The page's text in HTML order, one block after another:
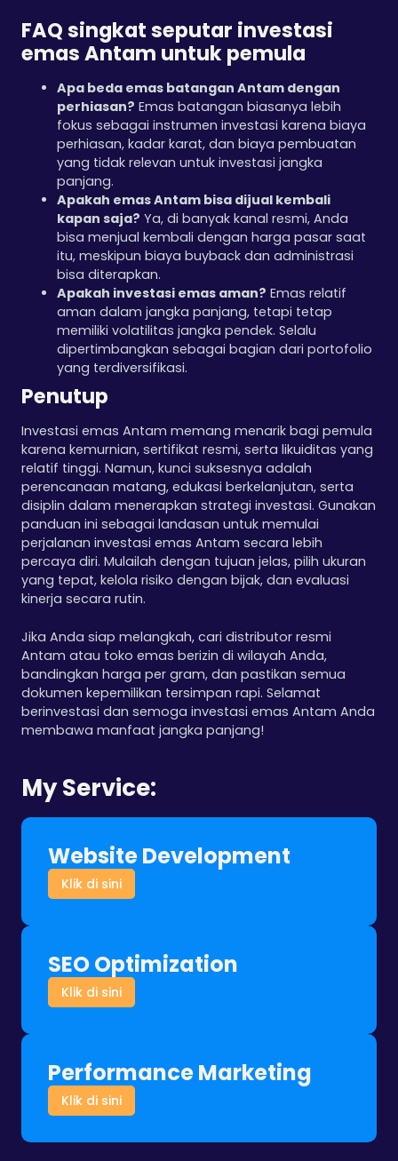
FAQ singkat seputar investasi
emas Antam untuk pemula
Apa beda emas batangan Antam dengan
perhiasan? Emas batangan biasanya lebih
fokus sebagai instrumen investasi karena biaya
perhiasan, kadar karat, dan biaya pembuatan
yang tidak relevan untuk investasi jangka
panjang.
Apakah emas Antam bisa dijual kembali
kapan saja? Ya, di banyak kanal resmi, Anda
bisa menjual kembali dengan harga pasar saat
itu, meskipun biaya buyback dan administrasi
bisa diterapkan.
Apakah investasi emas aman? Emas relatif
aman dalam jangka panjang, tetapi tetap
memiliki volatilitas jangka pendek. Selalu
dipertimbangkan sebagai bagian dari portofolio
yang terdiversifikasi.
Penutup
Investasi emas Antam memang menarik bagi pemula
karena kemurnian, sertifikat resmi, serta likuiditas yang
relatif tinggi. Namun, kunci suksesnya adalah
perencanaan matang, edukasi berkelanjutan, serta
disiplin dalam menerapkan strategi investasi. Gunakan
panduan ini sebagai landasan untuk memulai
perjalanan investasi emas Antam secara lebih
percaya diri. Mulailah dengan tujuan jelas, pilih ukuran
yang tepat, kelola risiko dengan bijak, dan evaluasi
kinerja secara rutin.
Jika Anda siap melangkah, cari distributor resmi
Antam atau toko emas berizin di wilayah Anda,
bandingkan harga per gram, dan pastikan semua
dokumen kepemilikan tersimpan rapi. Selamat
berinvestasi dan semoga investasi emas Antam Anda
membawa manfaat jangka panjang!
My Service:
Website Development
Klik di sini
SEO Optimization
Klik di sini
Performance Marketing
Klik di sini